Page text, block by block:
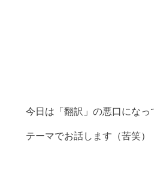
今日は「翻訳」の悪口になっ
テーマでお話します（苦笑）